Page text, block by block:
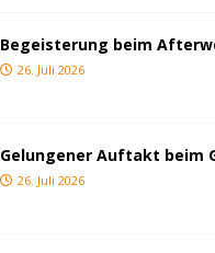
Begeisterung beim
26. Juli 2026
Gelungener Auftakt beim
26. Juli 2026